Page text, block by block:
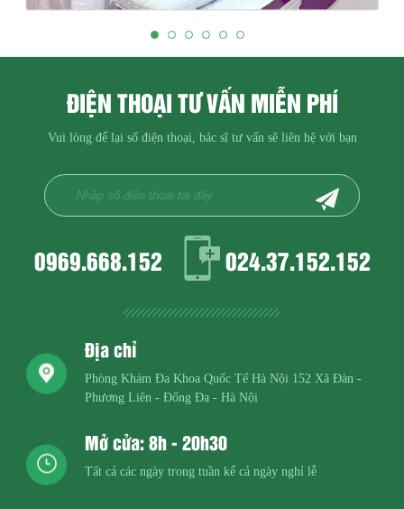
ĐIỆN THOẠI TƯ VẤN MIỄN PHÍ
Vui lòng để lại số điện thoại, bác sĩ tư vấn sẽ liên hệ với bạn
0969.668.152 024.37.152.152
Địa chỉ
Phòng Khám Đa Khoa Quốc Tế Hà Nội 152 Xã Đàn -
Phương Liên - Đống Đa - Hà Nội
Mở cửa: 8h - 20h30
Tất cả các ngày trong tuần kể cả ngày nghỉ lễ